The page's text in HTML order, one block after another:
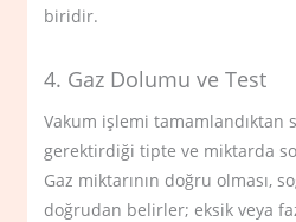
biridir.
4. Gaz Dolumu ve Test
Vakum işlemi tamamlandıktan
gerektirdiği tipte ve miktarda
Gaz miktarının doğru olması,
doğrudan belirler; eksik veya